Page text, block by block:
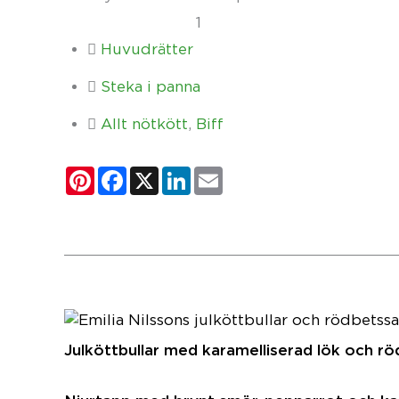
1
Huvudrätter
Steka i panna
Allt nötkött, Biff
PinterestFacebook
X LinkedIn
Julköttbullar med karamelliserad lök och